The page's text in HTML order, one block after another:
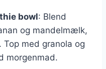
bowl: Blend
og mandelmælk,
med granola og
morgenmad.